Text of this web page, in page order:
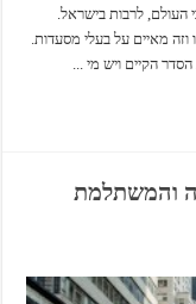
לרבות בישראל.
מאיים על בעלי מסעדות.
והמשתלמת